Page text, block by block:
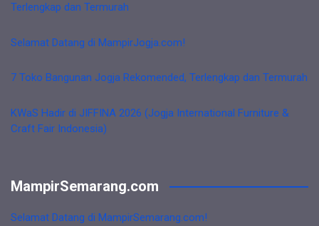
Terlengkap dan Termurah
Selamat Datang di MampirJogja.com!
7 Toko Bangunan Jogja Rekomended, Terlengkap dan Termurah
KWaS Hadir di JIFFINA 2026 (Jogja International Furniture &
Craft Fair Indonesia)
MampirSemarang.com
Selamat Datang di MampirSemarang.com!